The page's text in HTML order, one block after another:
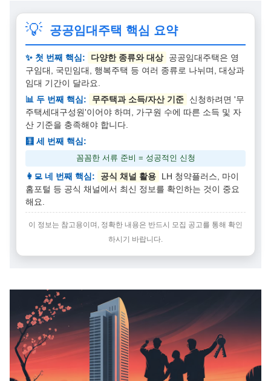
💡 공공임대주택 핵심 요약
✨ 첫 번째 핵심: 다양한 종류와 대상
공공임대주택은 영
구임대, 국민임대, 행복주택 등 여러 종류로 나뉘며, 대상과
임대 기간이 달라요.
📊 두 번째 핵심:
무주택과 소득/자산 기준
신청하려면 '무
주택세대구성원'이어야 하며, 가구원 수에 따른 소득 및 자
산 기준을 충족해야 합니다.
🧮 세 번째 핵심:
꼼꼼한 서류 준비 = 성공적인 신청
👩‍💻 네 번째 핵심: 공식 채널 활용
LH 청약플러스, 마이
홈포털 등 공식 채널에서 최신 정보를 확인하는 것이 중요
해요.
이 정보는 참고용이며, 정확한 내용은 반드시 모집 공고를 통해 확인
하시기 바랍니다.